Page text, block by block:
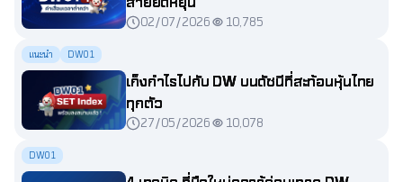
02/07/2026 10,785
แนะนำ DW01
เก็งกำไรไปกับ DW บนดัชนีที่สะท้อนหุ้นไทย
ทุกตัว
27/05/2026 10,078
DW01